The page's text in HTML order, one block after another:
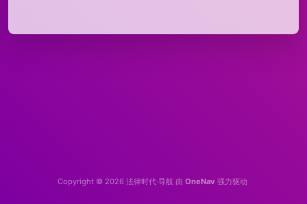
Copyright © 2026 法律时代·导航 由 OneNav 强力驱动